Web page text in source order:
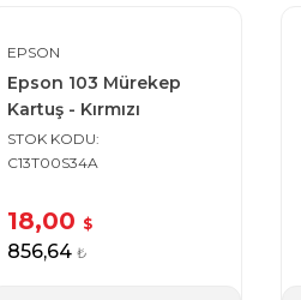
EPSON
Epson 103 Mürekep
Kartuş - Kırmızı
STOK KODU
C13T00S34A
18,00 $
856,64 ₺